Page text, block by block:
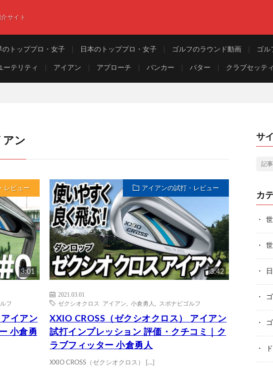
サイト
のトッププロ・女子 日本のトッププロ・女子 ゴルフのラウンド動画 ゴル
ーテリティ アイアン アプローチ バンカー パター クラブセッテ
ン
レビュー
3:01
フ
イアン
小倉勇
アイアンの試打・レビュー
3:42
2021.03.01
ゼクシオクロス アイアン
,小倉勇人 スポナビゴルフ
XXIO CROSS（ゼクシオクロス） アイアン
試打インプレッション 評価・クチコミ｜ク
ラブフィッター 小倉勇人
XXIO CROSS（ゼクシオクロス） […]
サ
カ